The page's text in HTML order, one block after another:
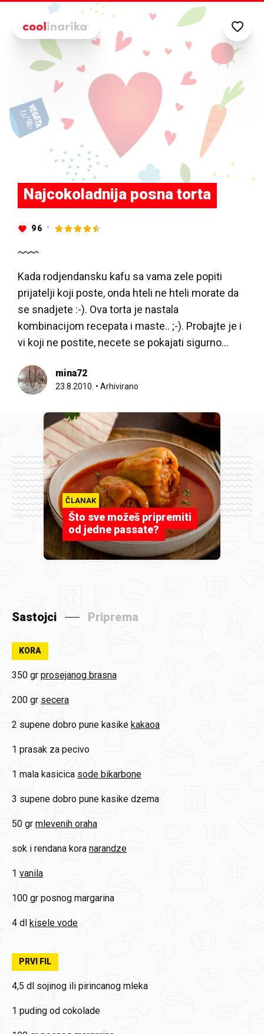
Preskoči na glavni sadržaj
Najcokoladnija posna torta
96
Kada rodjendansku kafu sa vama zele popiti
prijatelji koji poste, onda hteli ne hteli morate da
se snadjete :-). Ova torta je nastala
kombinacijom recepata i maste.. ;-). Probajte je i
vi koji ne postite, necete se pokajati sigurno…
mina72
23.8.2010. • Arhivirano
ČLANAK
Što sve možeš pripremiti
od jedne passate?
Sastojci Priprema
KORA
350 gr prosejanog brasna
200 gr secera
2 supene dobro pune kasike kakaoa
1 prasak za pecivo
1 mala kasicica sode bikarbone
3 supene dobro pune kasike dzema
50 gr mlevenih oraha
sok i rendana kora narandze
1 vanila
100 gr posnog margarina
4 dl kisele vode
PRVI FIL
4,5 dl sojinog ili pirincanog mleka
1 puding od cokolade